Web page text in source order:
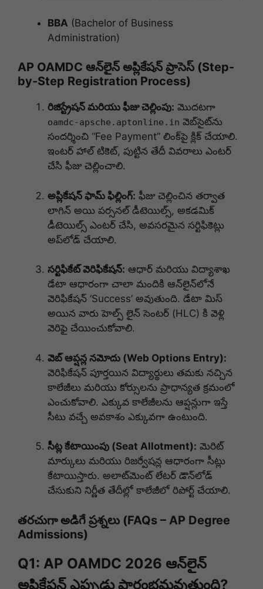
BBA (Bachelor of Business
Administration)
AP OAMDC ఆన్‌లైన్ అప్లికేషన్ ప్రాసెస్ (Step-
by-Step Registration Process)
రిజిస్ట్రేషన్ మరియు ఫీజు చెల్లింపు: మొదటగా
oamdc-apsche.aptonline.in వెబ్‌సైట్‌ను
సందర్శించి “Fee Payment” లింక్‌పై క్లిక్ చేయాలి.
ఇంటర్ హాల్ టికెట్, పుట్టిన తేదీ వివరాలు ఎంటర్
చేసి ఫీజు చెల్లించాలి.
అప్లికేషన్ ఫామ్ ఫిల్లింగ్: ఫీజు చెల్లించిన తర్వాత
లాగిన్ అయి పర్సనల్ డీటెయిల్స్, అకడమిక్
డీటెయిల్స్ ఎంటర్ చేసి, అవసరమైన సర్టిఫికెట్లు
అప్‌లోడ్ చేయాలి.
సర్టిఫికేట్ వెరిఫికేషన్: ఆధార్ మరియు విద్యాశాఖ
డేటా ఆధారంగా చాలా మందికి ఆన్‌లైన్‌లోనే
వెరిఫికేషన్ ‘Success’ అవుతుంది. డేటా మిస్
అయిన వారు హెల్ప్ లైన్ సెంటర్ (HLC) కి వెళ్లి
వెరిఫై చేయించుకోవాలి.
వెబ్ ఆప్షన్ల నమోదు (Web Options Entry):
వెరిఫికేషన్ పూర్తయిన విద్యార్థులు తమకు నచ్చిన
కాలేజీలు మరియు కోర్సులను ప్రాధాన్యత క్రమంలో
ఎంచుకోవాలి. ఎక్కువ కాలేజీలను ఆప్షన్లుగా ఇస్తే
సీటు వచ్చే అవకాశం ఎక్కువగా ఉంటుంది.
సీట్ల కేటాయింపు (Seat Allotment): మెరిట్
మార్కులు మరియు రిజర్వేషన్ల ఆధారంగా సీట్లు
కేటాయిస్తారు. అలాట్‌మెంట్ లేటర్ డౌన్‌లోడ్
చేసుకుని నిర్ణీత తేదీల్లో కాలేజీలో రిపోర్ట్ చేయాలి.
తరచుగా అడిగే ప్రశ్నలు (FAQs – AP Degree
Admissions)
Q1: AP OAMDC 2026 ఆన్‌లైన్
అప్లికేషన్ ఎప్పుడు ప్రారంభమవుతుంది?